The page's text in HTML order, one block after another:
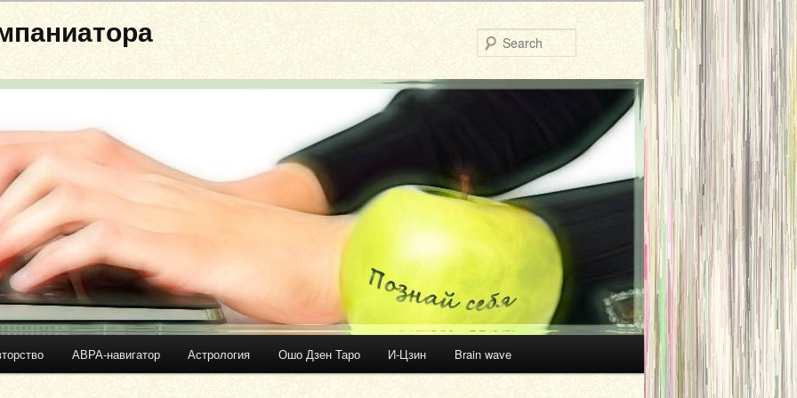
АВРА-навигатор Астрология Ошо Дзен Таро И-Цзин Brain wave